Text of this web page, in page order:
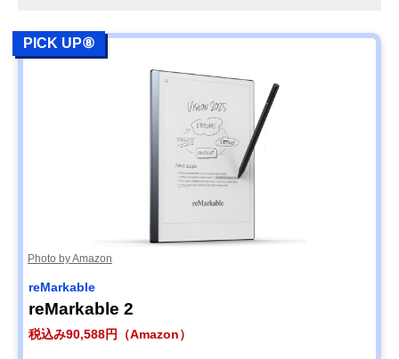
PICK UP⑧
Photo by Amazon
reMarkable
reMarkable 2
税込み90,588円（Amazon）